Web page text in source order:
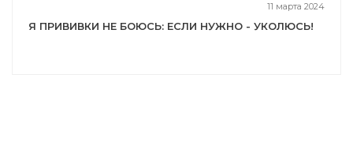
11 марта 2024
Я ПРИВИВКИ НЕ БОЮСЬ: ЕСЛИ НУЖНО - УКОЛЮСЬ!